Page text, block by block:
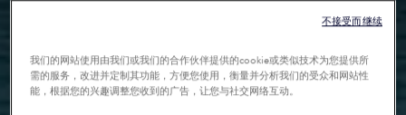
我们的网站使用由我们或我们的合作伙伴提供的cookie或类似技术为您提供所
需的服务，改进并定制其功能，方便您使用，衡量并分析我们的受众和网站性
能，根据您的兴趣调整您收到的广告，让您与社交网络互动。
不接受而继续